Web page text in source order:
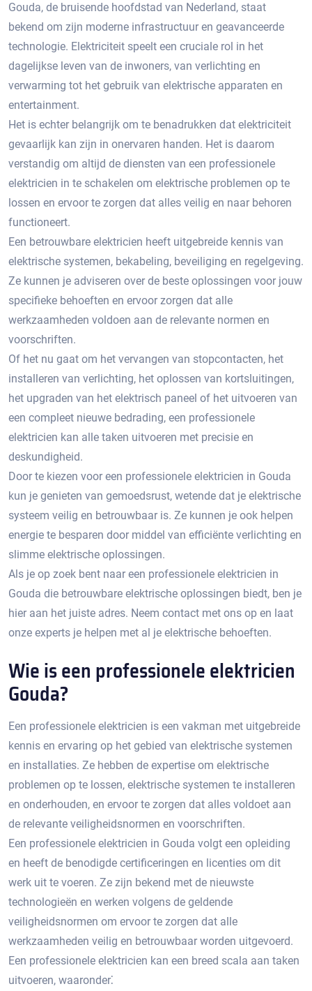
Gouda, de bruisende hoofdstad van Nederland, staat
bekend om zijn moderne infrastructuur en geavanceerde
technologie.​ Elektriciteit speelt een cruciale rol in het
dagelijkse leven van de inwoners, van verlichting en
verwarming tot het gebruik van elektrische apparaten en
entertainment.​
Het is echter belangrijk om te benadrukken dat elektriciteit
gevaarlijk kan zijn in onervaren handen. Het is daarom
verstandig om altijd de diensten van een professionele
elektricien in te schakelen om elektrische problemen op te
lossen en ervoor te zorgen dat alles veilig en naar behoren
functioneert.​
Een betrouwbare elektricien heeft uitgebreide kennis van
elektrische systemen, bekabeling, beveiliging en regelgeving.​
Ze kunnen je adviseren over de beste oplossingen voor jouw
specifieke behoeften en ervoor zorgen dat alle
werkzaamheden voldoen aan de relevante normen en
voorschriften.​
Of het nu gaat om het vervangen van stopcontacten, het
installeren van verlichting, het oplossen van kortsluitingen,
het upgraden van het elektrisch paneel of het uitvoeren van
een compleet nieuwe bedrading, een professionele
elektricien kan alle taken uitvoeren met precisie en
deskundigheid.
Door te kiezen voor een professionele elektricien in Gouda
kun je genieten van gemoedsrust, wetende dat je elektrische
systeem veilig en betrouwbaar is.​ Ze kunnen je ook helpen
energie te besparen door middel van efficiënte verlichting en
slimme elektrische oplossingen.​
Als je op zoek bent naar een professionele elektricien in
Gouda die betrouwbare elektrische oplossingen biedt, ben je
hier aan het juiste adres. Neem contact met ons op en laat
onze experts je helpen met al je elektrische behoeften.
Wie is een professionele elektricien
Gouda?​
Een professionele elektricien is een vakman met uitgebreide
kennis en ervaring op het gebied van elektrische systemen
en installaties.​ Ze hebben de expertise om elektrische
problemen op te lossen, elektrische systemen te installeren
en onderhouden, en ervoor te zorgen dat alles voldoet aan
de relevante veiligheidsnormen en voorschriften.​
Een professionele elektricien in Gouda volgt een opleiding
en heeft de benodigde certificeringen en licenties om dit
werk uit te voeren.​ Ze zijn bekend met de nieuwste
technologieën en werken volgens de geldende
veiligheidsnormen om ervoor te zorgen dat alle
werkzaamheden veilig en betrouwbaar worden uitgevoerd.​
Een professionele elektricien kan een breed scala aan taken
uitvoeren, waaronder⁚